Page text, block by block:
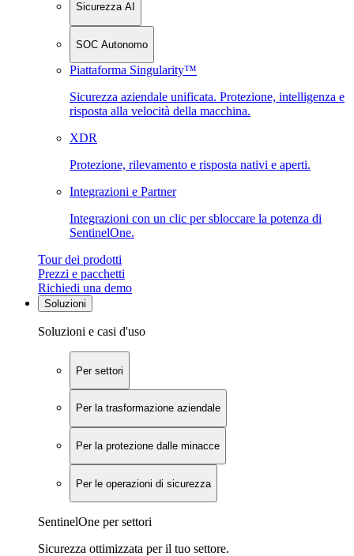
Sicurezza AI
SOC Autonomo
Piattaforma Singularity™
Sicurezza aziendale unificata. Protezione, intelligenza e
risposta alla velocità della macchina.
XDR
Protezione, rilevamento e risposta nativi e aperti.
Integrazioni e Partner
Integrazioni con un clic per sbloccare la potenza di
SentinelOne.
Tour dei prodotti
Prezzi e pacchetti
Richiedi una demo
Soluzioni
Soluzioni e casi d'uso
Per settori
Per la trasformazione aziendale
Per la protezione dalle minacce
Per le operazioni di sicurezza
SentinelOne per settori
Sicurezza ottimizzata per il tuo settore.